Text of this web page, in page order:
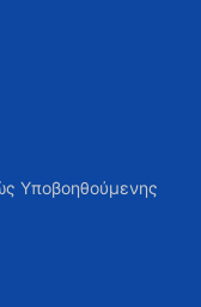
Υποβοηθούμενης